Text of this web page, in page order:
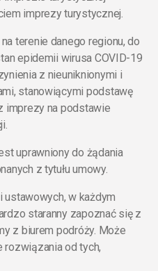
imprezy turystycznej.
terenie danego regionu, do
epidemii wirusa COVID-19
z nieuniknionymi i
stanowiącymi podstawę
imprezy na podstawie
uprawniony do żądania
z tytułu umowy.
ustawowych, w każdym
staranny zapoznać się z
z biurem podróży. Może
rozwiązania od tych,